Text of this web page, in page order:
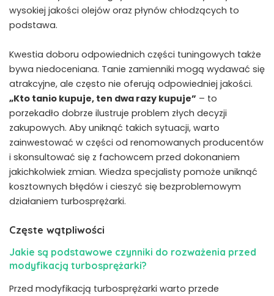
wysokiej jakości olejów oraz płynów chłodzących to
podstawa.
Kwestia doboru odpowiednich części tuningowych także
bywa niedoceniana. Tanie zamienniki mogą wydawać się
atrakcyjne, ale często nie oferują odpowiedniej jakości. ​
„Kto tanio kupuje, ten dwa razy kupuje” – to
porzekadło dobrze ​ilustruje problem złych decyzji ​
zakupowych. Aby uniknąć takich sytuacji, warto
zainwestować w części ⁢od renomowanych ‍producentów
i skonsultować się z​ fachowcem przed dokonaniem
jakichkolwiek zmian. Wiedza specjalisty pomoże uniknąć
kosztownych błędów i cieszyć się bezproblemowym
działaniem turbosprężarki.
Częste wątpliwości
Jakie są podstawowe czynniki do rozważenia przed
modyfikacją turbosprężarki?
Przed modyfikacją turbosprężarki warto ​przede